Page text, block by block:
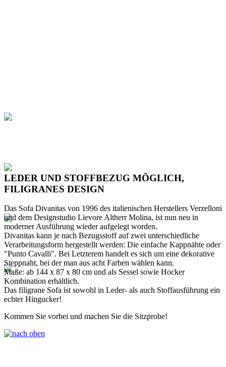
LEDER UND STOFFBEZUG MÖGLICH,
FILIGRANES DESIGN
Das Sofa Divanitas von 1996 des italienischen Herstellers Verzelloni
und dem Designstudio Lievore Altherr Molina, ist nun neu in
moderner Ausführung wieder aufgelegt worden.
Divanitas kann je nach Bezugsstoff auf zwei unterschiedliche
Verarbeitungsform hergestellt werden: Die einfache Kappnähte oder
"Punto Cavalli". Bei Letzterem handelt es sich um eine dekorative
Steppnaht, bei der man aus acht Farben wählen kann.
Maße: ab 144 x 87 x 80 cm und als Sessel sowie Hocker
Kombination erhältlich.
Das filigrane Sofa ist sowohl in Leder- als auch Stoffausführung ein
echter Hingucker!
Kommen Sie vorbei und machen Sie die Sitzprobe!